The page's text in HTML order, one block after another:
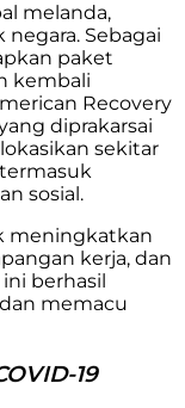
melanda,
Sebagai
paket
kembali
Recovery
diprakarsai
sekitar
sosial.
meningkatkan
kerja, dan
berhasil
memacu
19